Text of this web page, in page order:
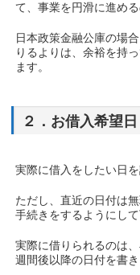
て、事業を円滑に進め
日本政策金融公庫の場
りるよりは、余裕を持
ます。
２．お借入希望日
実際に借入をしたい日を
ただし、直近の日付は
手続きをするようにして
実際に借りられるのは
週間後以降の日付を書き